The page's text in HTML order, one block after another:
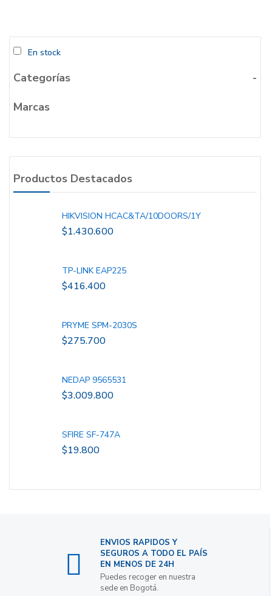
En stock
Categorías
-
Marcas
Productos Destacados
HIKVISION HCAC&TA/10DOORS/1Y
$1.430.600
TP-LINK EAP225
$416.400
PRYME SPM-2030S
$275.700
NEDAP 9565531
$3.009.800
SFIRE SF-747A
$19.800
ENVIOS RAPIDOS Y
SEGUROS A TODO EL PAÍS
EN MENOS DE 24H
Puedes recoger en nuestra
sede en Bogotá.